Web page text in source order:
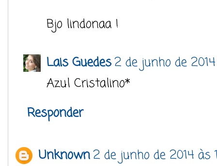
Bjo lindonaa !
Lais Guedes2 de junho de
Azul Cristalino*
Responder
Unknown2 de junho de 2014 às